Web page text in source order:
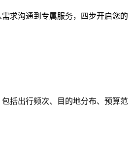
求沟通到专属服务，四步开启您的
括出行频次、目的地分布、预算范